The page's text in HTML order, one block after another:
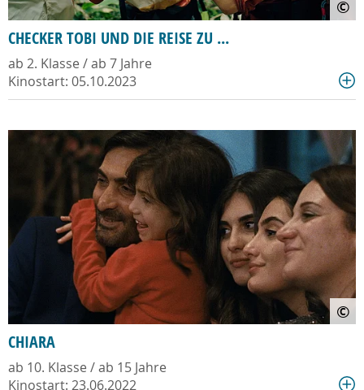
©
CHECKER TOBI UND DIE REISE ZU ...
ab 2. Klasse / ab 7 Jahre
Kinostart: 05.10.2023
©
CHIARA
ab 10. Klasse / ab 15 Jahre
Kinostart: 23.06.2022